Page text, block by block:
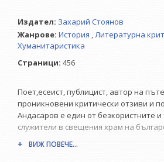
Издател: Захарий Стоянов
Жанрове: История ,Литературна
Хуманитаристика
Страници: 456
Поет,есеист, публицист, автор на
проникновени критически отзиви и
Андасаров е един от безкористните и
служители в свещения храм на
ВИЖ ПОВЕЧЕ...